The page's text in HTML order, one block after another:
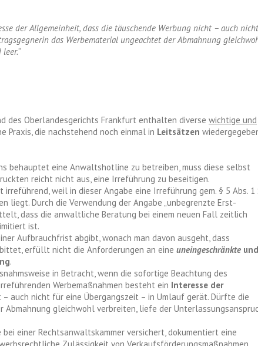
der Allgemeinheit, dass die täuschende Werbung nicht – auch nicht
das Werbematerial ungeachtet der Abmahnung
des Oberlandesgerichts Frankfurt enthalten diverse wichtige und
Praxis, die nachstehend noch einmal in Leitsätzen
behauptet eine Anwaltshotline zu betreiben, muss diese selbst
reicht nicht aus, eine Irreführung zu beseitigen.
irreführend, weil in dieser Angabe eine Irreführung gem. § 5 Abs. 1
liegt. Durch die Verwendung der Angabe „unbegrenzte Erst-
dass die anwaltliche Beratung bei einem neuen Fall zeitlich
ist.
Aufbrauchfrist abgibt, wonach man davon ausgeht, dass
erfüllt nicht die Anforderungen an eine uneingeschränkte und
.
in Betracht, wenn die sofortige Beachtung des
Werbemaßnahmen besteht ein Interesse der
– auch nicht für eine Übergangszeit – in Umlauf gerät. Dürfte die
gleichwohl verbreiten, liefe der
einer Rechtsanwaltskammer versichert, dokumentiert eine